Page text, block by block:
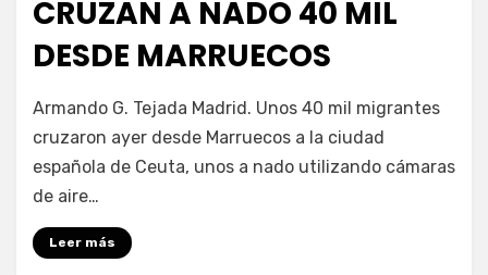
CRUZAN A NADO 40 MIL
DESDE MARRUECOS
Fernando Miranda Servín
Armando G. Tejada Madrid. Unos 40 mil migrantes
cruzaron ayer desde Marruecos a la ciudad
española de Ceuta, unos a nado utilizando cámaras
de aire…
Leer más